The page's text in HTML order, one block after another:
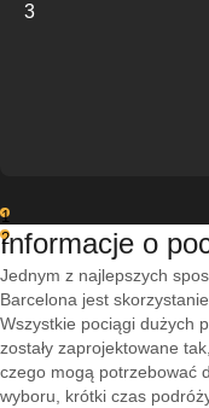
3
1
2
Informacje o
Jednym z najlepszych
Barcelona jest
Wszystkie pociągi dużych
zostały zaprojektowane
czego mogą potrzebować
wyboru, krótki czas